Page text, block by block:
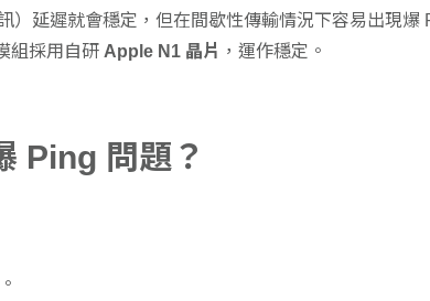
）延遲就會穩定，但在間歇性傳輸情況下容易出現爆
組採用自研 Apple N1 晶片 ，運作穩定。
Ping 問題？